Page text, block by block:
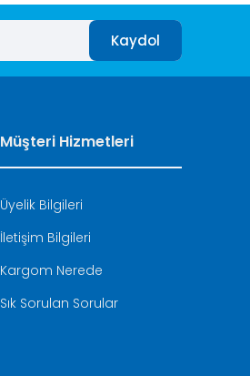
Kaydol
Müşteri Hizmetleri
Üyelik Bilgileri
İletişim Bilgileri
Kargom Nerede
Sık Sorulan Sorular